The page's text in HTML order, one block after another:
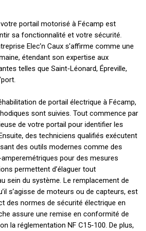
portail motorisé à Fécamp est
sa fonctionnalité et votre sécurité.
Elec’n Caux s’affirme comme une
étendant son expertise aux
telles que Saint-Léonard, Épreville,
de portail électrique à Fécamp,
sont suivies. Tout commence par
de votre portail pour identifier les
des techniciens qualifiés exécutent
des outils modernes comme des
pour des mesures
permettent d’élaguer tout
sein du système. Le remplacement de
s’agisse de moteurs ou de capteurs, est
des normes de sécurité électrique en
assure une remise en conformité de
la réglementation NF C15-100. De plus,